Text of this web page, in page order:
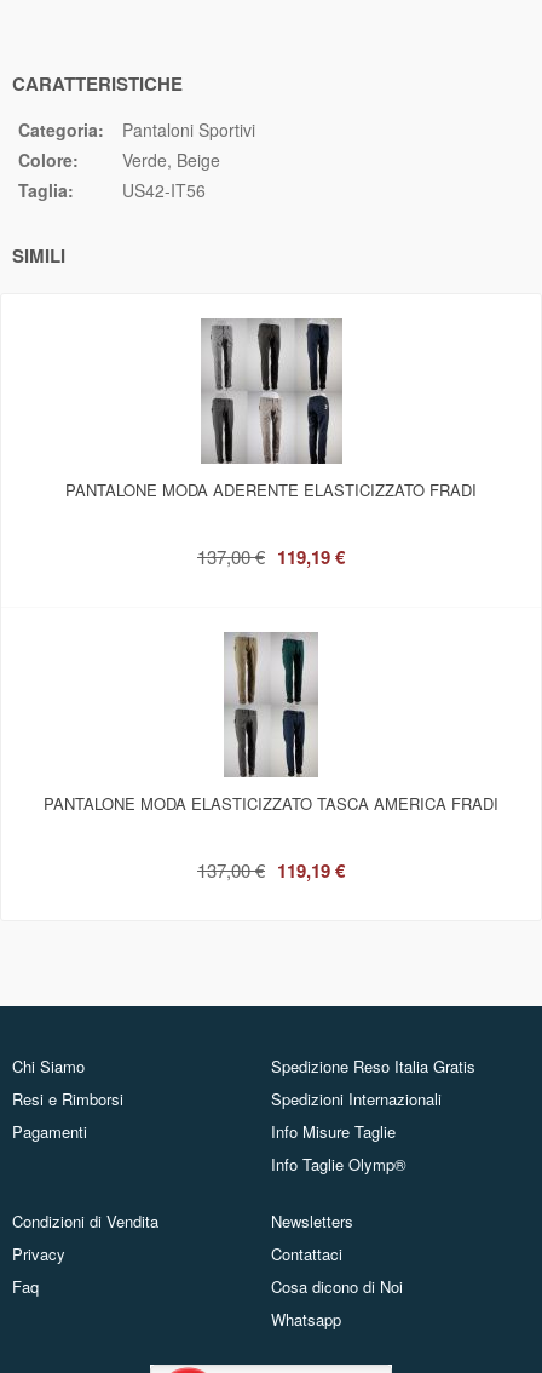
CARATTERISTICHE
Categoria:
Pantaloni Sportivi
Colore:
Verde Beige
Taglia:
US42-IT56
SIMILI
PANTALONE MODA ADERENTE ELASTICIZZATO FRADI
137,00 € 119,19 €
PANTALONE MODA ELASTICIZZATO TASCA AMERICA FRADI
137,00 € 119,19 €
Chi Siamo
Resi e Rimborsi
Pagamenti
Spedizione Reso Italia Gratis
Spedizioni Internazionali
Info Misure Taglie
Info Taglie Olymp®
Condizioni di Vendita
Privacy
Faq
Newsletters
Contattaci
Cosa dicono di Noi
Whatsapp